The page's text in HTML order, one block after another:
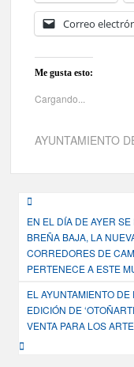
Correo
Me gusta esto:
Cargando...
AYUNTAMIENTO
Navegación
de
entradas
EN EL DÍA DE AYER
BREÑA BAJA, LA
CORREDORES DE
PERTENECE A ESTE
EL AYUNTAMIENTO
EDICIÓN DE
VENTA PARA LOS